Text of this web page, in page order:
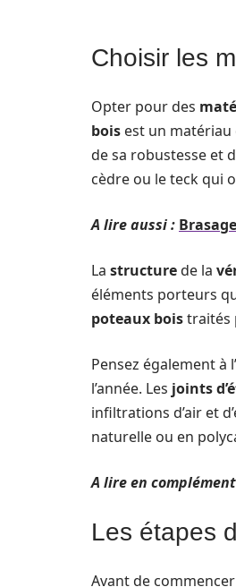
Choisir les
Opter pour des
bois est un matériau
de sa robustesse et
cèdre ou le teck qui
A lire aussi :
La structurede la
éléments porteurs
poteaux boistraités
Pensez également à l’
l’année. Les joints
infiltrations d’air et
naturelle ou en
A lire en
Les étapes
Avant de